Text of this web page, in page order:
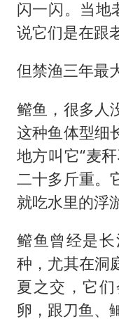
闪一闪。当地
说它们是在跟
但禁渔三年最
鳤鱼，很多人
这种鱼体型细
地方叫它“麦
二十多斤重。
就吃水里的浮
鳤鱼曾经是
种，尤其在洞
夏之交，它
卵，跟刀鱼、